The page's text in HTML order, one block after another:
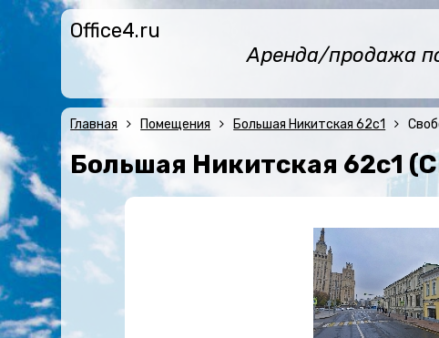
Office4.ru
Аренда/продажа
Главная Помещения Большая Никитская 62с1
Большая Никитская 62с1